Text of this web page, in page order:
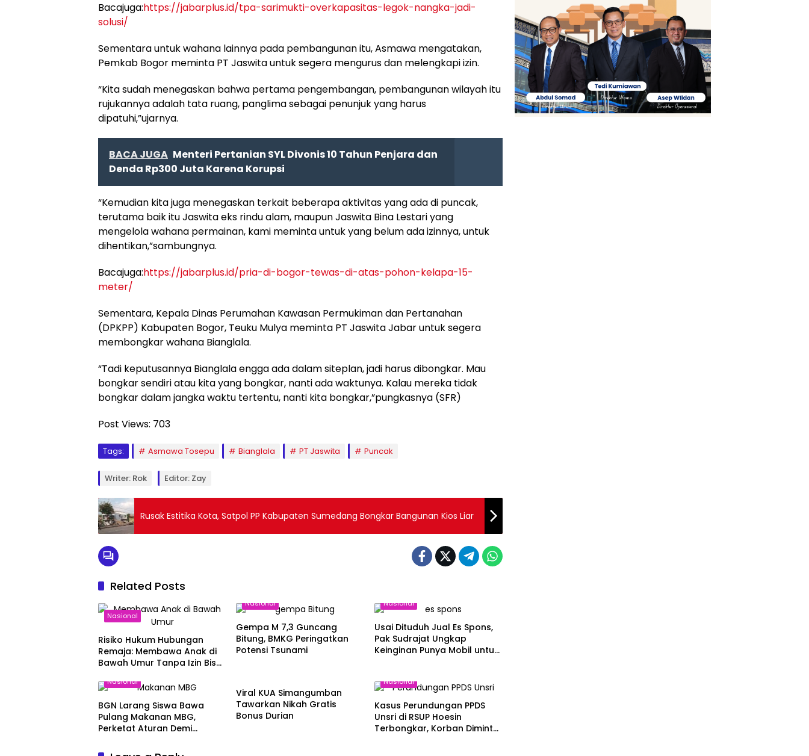
Bacajuga:https://jabarplus.id/tpa-sarimukti-overkapasitas-legok-nangka-jadi-
solusi/
Sementara untuk wahana lainnya pada pembangunan itu, Asmawa mengatakan,
Pemkab Bogor meminta PT Jaswita untuk segera mengurus dan melengkapi izin.
“Kita sudah menegaskan bahwa pertama pengembangan, pembangunan wilayah itu
rujukannya adalah tata ruang, panglima sebagai penunjuk yang harus
dipatuhi,”ujarnya.
BACA JUGA Menteri Pertanian SYL Divonis 10 Tahun Penjara dan
Denda Rp300 Juta Karena Korupsi
“Kemudian kita juga menegaskan terkait beberapa aktivitas yang ada di puncak,
terutama baik itu Jaswita eks rindu alam, maupun Jaswita Bina Lestari yang
mengelola wahana permainan, kami meminta untuk yang belum ada izinnya, untuk
dihentikan,”sambungnya.
Bacajuga:https://jabarplus.id/pria-di-bogor-tewas-di-atas-pohon-kelapa-15-
meter/
Sementara, Kepala Dinas Perumahan Kawasan Permukiman dan Pertanahan
(DPKPP) Kabupaten Bogor, Teuku Mulya meminta PT Jaswita Jabar untuk segera
membongkar wahana Bianglala.
“Tadi keputusannya Bianglala engga ada dalam siteplan, jadi harus dibongkar. Mau
bongkar sendiri atau kita yang bongkar, nanti ada waktunya. Kalau mereka tidak
bongkar dalam jangka waktu tertentu, nanti kita bongkar,”pungkasnya (SFR)
Post Views: 703
Tags: Asmawa Tosepu Bianglala PT Jaswita Puncak
Writer: Rok Editor: Zay
Rusak Estitika Kota, Satpol PP Kabupaten Sumedang Bongkar Bangunan Kios Liar
Related Posts
Nasional
Risiko Hukum Hubungan
Remaja: Membawa Anak di
Bawah Umur Tanpa Izin Bisa
Nasional
Gempa M 7,3 Guncang
Bitung, BMKG Peringatkan
Potensi Tsunami
Nasional
Usai Dituduh Jual Es Spons,
Pak Sudrajat Ungkap
Keinginan Punya Mobil untuk
Nasional
BGN Larang Siswa Bawa
Pulang Makanan MBG,
Perketat Aturan Demi
Viral KUA Simangumban
Tawarkan Nikah Gratis
Bonus Durian
Nasional
Kasus Perundungan PPDS
Unsri di RSUP Hoesin
Terbongkar, Korban Diminta